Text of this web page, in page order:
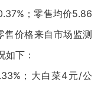
；零售均价5.86
售价格来自市场监测
如下：
；大白菜4元/公